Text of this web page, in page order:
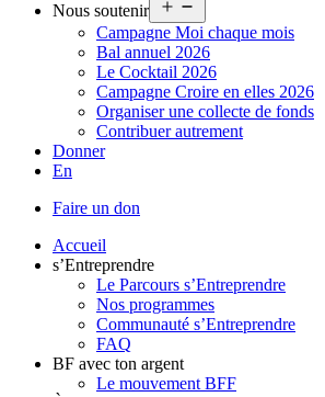
Nous soutenir
le
menu
Campagne Moi chaque mois
Bal annuel 2026
Le Cocktail 2026
Campagne Croire en elles 2026
Organiser une collecte de fonds
Contribuer autrement
Donner
En
Faire un don
Accueil
s’Entreprendre
Le Parcours s’Entreprendre
Nos programmes
Communauté s’Entreprendre
FAQ
BF avec ton argent
Le mouvement BFF